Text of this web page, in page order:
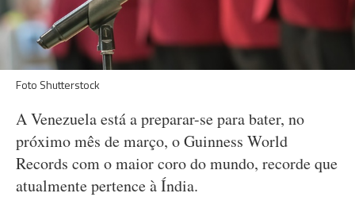
Foto Shutterstock
A Venezuela está a preparar-se para bater, no
próximo mês de março, o Guinness World
Records com o maior coro do mundo, recorde que
atualmente pertence à Índia.